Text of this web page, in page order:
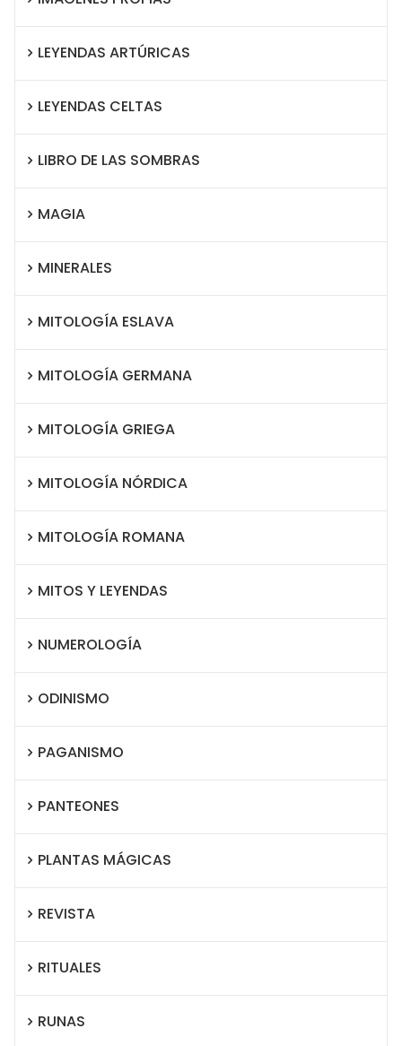
LEYENDAS ARTÚRICAS
LEYENDAS CELTAS
LIBRO DE LAS SOMBRAS
MAGIA
MINERALES
MITOLOGÍA ESLAVA
MITOLOGÍA GERMANA
MITOLOGÍA GRIEGA
MITOLOGÍA NÓRDICA
MITOLOGÍA ROMANA
MITOS Y LEYENDAS
NUMEROLOGÍA
ODINISMO
PAGANISMO
PANTEONES
PLANTAS MÁGICAS
REVISTA
RITUALES
RUNAS